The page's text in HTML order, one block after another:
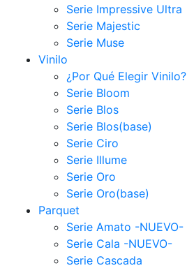
Serie Impressive Ultra
Serie Majestic
Serie Muse
Vinilo
¿Por Qué Elegir Vinilo?
Serie Bloom
Serie Blos
Serie Blos(base)
Serie Ciro
Serie Illume
Serie Oro
Serie Oro(base)
Parquet
Serie Amato -NUEVO-
Serie Cala -NUEVO-
Serie Cascada